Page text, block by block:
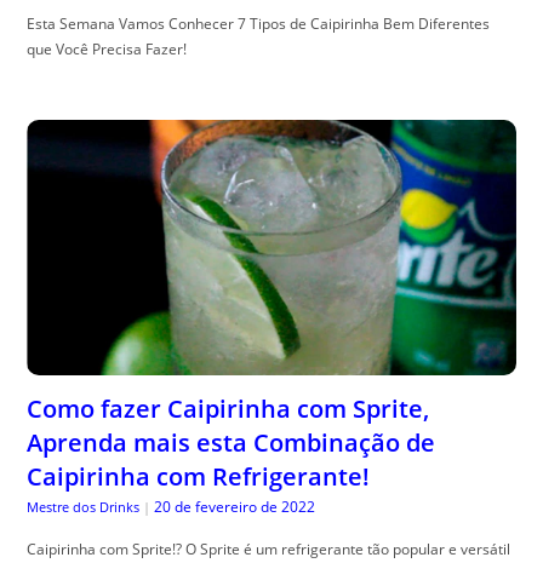
Esta Semana Vamos Conhecer 7 Tipos de Caipirinha Bem Diferentes
que Você Precisa Fazer!
Como fazer Caipirinha com Sprite,
Aprenda mais esta Combinação de
Caipirinha com Refrigerante!
Mestre dos Drinks | 20 de fevereiro de 2022
Caipirinha com Sprite!? O Sprite é um refrigerante tão popular e versátil